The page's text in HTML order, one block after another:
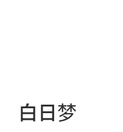
白日梦